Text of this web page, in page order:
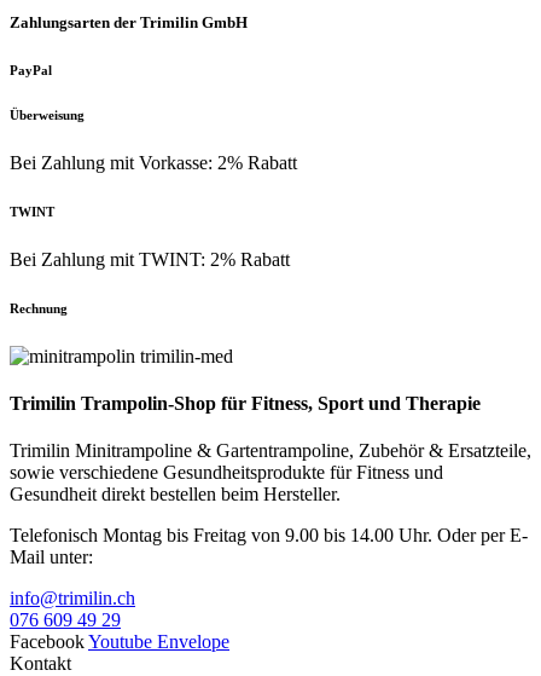
Zahlungsarten der Trimilin GmbH
PayPal
Überweisung
Bei Zahlung mit Vorkasse: 2% Rabatt
TWINT
Bei Zahlung mit TWINT: 2% Rabatt
Rechnung
Trimilin Trampolin-Shop für Fitness, Sport und Therapie
Trimilin Minitrampoline & Gartentrampoline, Zubehör & Ersatzteile,
sowie verschiedene Gesundheitsprodukte für Fitness und
Gesundheit direkt bestellen beim Hersteller.
Telefonisch Montag bis Freitag von 9.00 bis 14.00 Uhr. Oder per E-
Mail unter:
info@trimilin.ch
076 609 49 29
FacebookYoutube Envelope
Kontakt